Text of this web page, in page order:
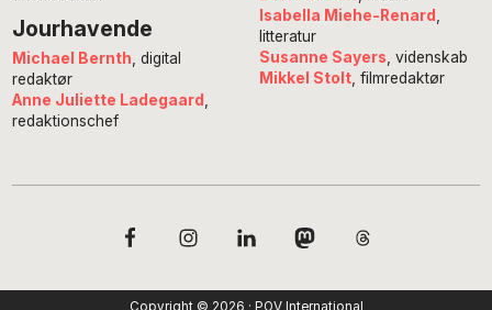
Jourhavende
Michael Bernth , digital
redaktør
Anne Juliette Ladegaard
redaktionschef
Isabella Miehe-Renard ,
litteratur
Susanne Sayers, videnskab
Mikkel Stolt, filmredaktør
Copyright © 2026 · POV International